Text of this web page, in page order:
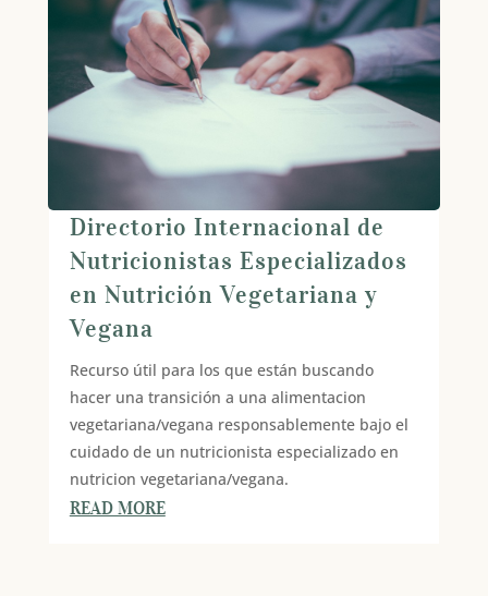
Directorio Internacional de
Nutricionistas Especializados
en Nutrición Vegetariana y
Vegana
Recurso útil para los que están buscando
hacer una transición a una alimentacion
vegetariana/vegana responsablemente bajo el
cuidado de un nutricionista especializado en
nutricion vegetariana/vegana.
READ MORE